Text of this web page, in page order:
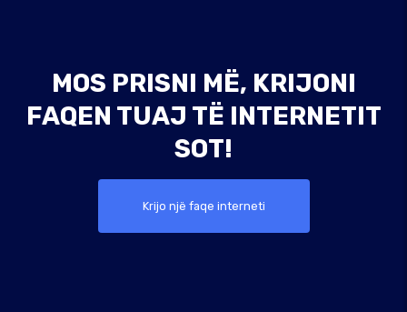
MOS PRISNI MË, KRIJONI
FAQEN TUAJ TË INTERNETIT
SOT!
Krijo një faqe interneti